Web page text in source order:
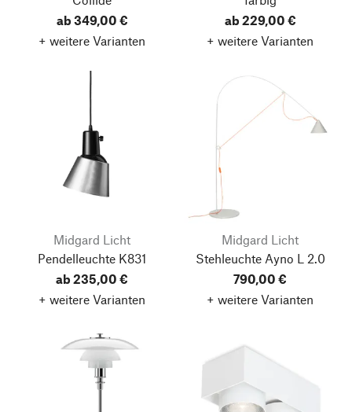
ab 349,00 €
+ weitere Varianten
ab 229,00 €
+ weitere Varianten
Midgard Licht
Pendelleuchte K831
ab 235,00 €
+ weitere Varianten
Midgard Licht
Stehleuchte Ayno L 2.0
790,00 €
+ weitere Varianten